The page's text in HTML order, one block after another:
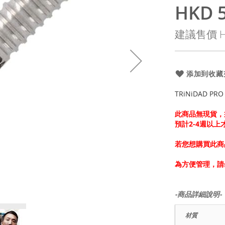
特
殊
價
HKD
建議售價
添加到收藏
TRiNiDAD
此商品無現貨
預計2-4週以上
若您想購買此
為方便管理，
-商品詳細說明-
材質